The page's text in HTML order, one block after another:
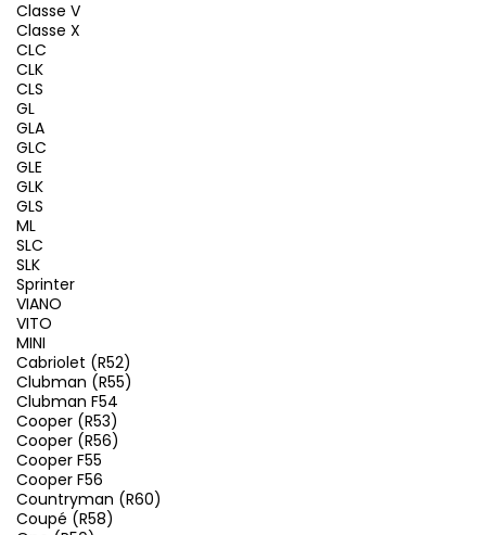
Classe V
Classe X
CLC
CLK
CLS
GL
GLA
GLC
GLE
GLK
GLS
ML
SLC
SLK
Sprinter
VIANO
VITO
MINI
Cabriolet (R52)
Clubman (R55)
Clubman F54
Cooper (R53)
Cooper (R56)
Cooper F55
Cooper F56
Countryman (R60)
Coupé (R58)